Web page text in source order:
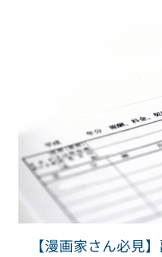
【漫画家さん必見